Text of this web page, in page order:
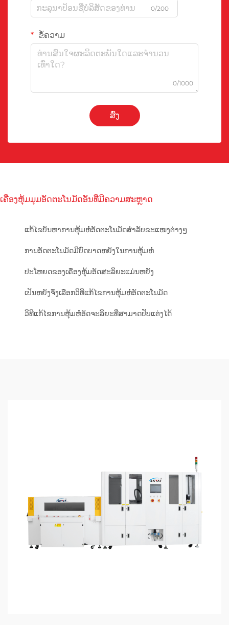
0/200
ຂໍ້ຄວາມ
0/1000
ສົ່ງ
ເຄື່ອງຫຸ້ມມຸມອັດຕະໂນມັດອັນທີ່ມີຄວາມສະຫຼາດ
ແກ້ໄຂບັນຫາການຫຸ້ມຫໍ່ອັດຕະໂນມັດສຳລັບຂະແໜງຕ່າງໆ
ການອັດຕະໂນມັດມີບົດບາດຫຍັງໃນການຫຸ້ມຫໍ່
ປະໂຫຍດຂອງເຄື່ອງຫຸ້ມອັດສະລິຍະແມ່ນຫຍັງ
ເປັນຫຍັງຈຶ່ງເລືອກວິທີແກ້ໄຂການຫຸ້ມຫໍ່ອັດຕະໂນມັດ
ວິທີແກ້ໄຂການຫຸ້ມຫໍ່ອັດຈະລິຍະທີ່ສາມາດປັບແຕ່ງໄດ້